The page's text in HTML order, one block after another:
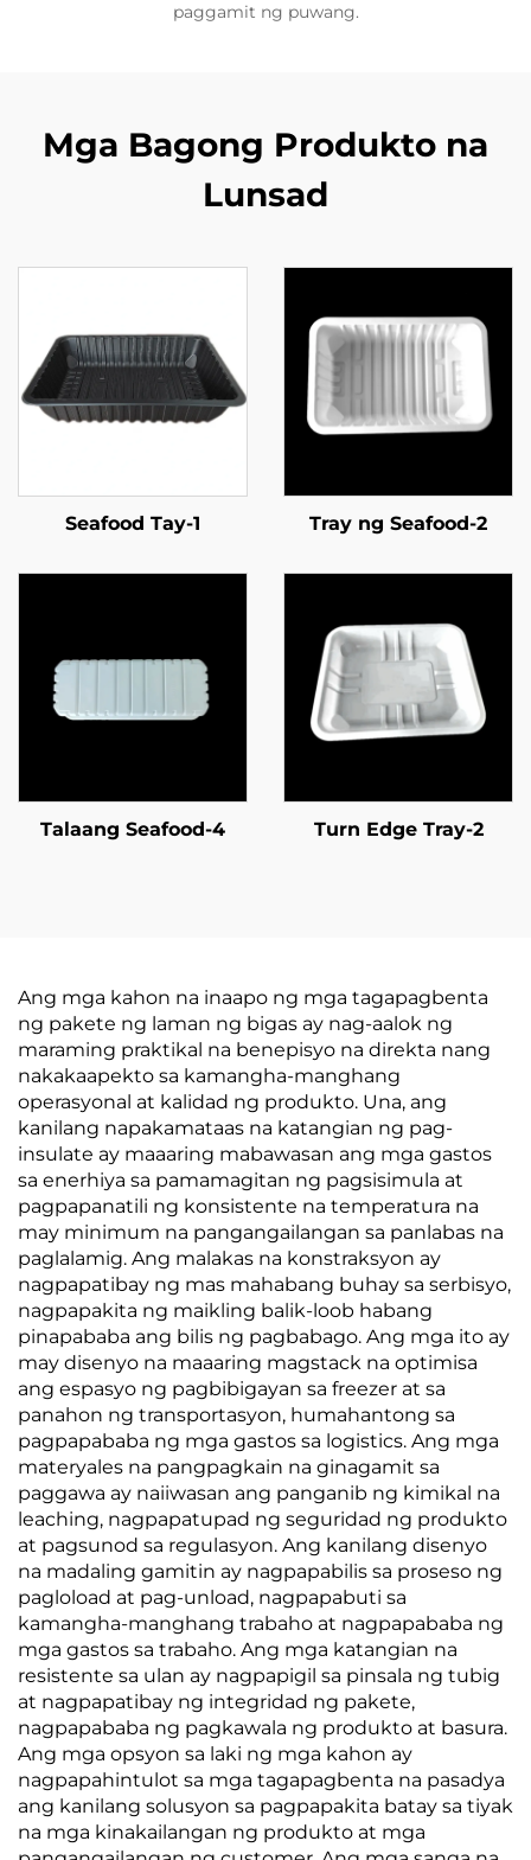
paggamit ng puwang.
Mga Bagong Produkto na
Lunsad
Seafood Tay-1 Tray ng Seafood-2
Talaang Seafood-4 Turn Edge Tray-2
Ang mga kahon na inaapo ng mga tagapagbenta
ng pakete ng laman ng bigas ay nag-aalok ng
maraming praktikal na benepisyo na direkta nang
nakakaapekto sa kamangha-manghang
operasyonal at kalidad ng produkto. Una, ang
kanilang napakamataas na katangian ng pag-
insulate ay maaaring mabawasan ang mga gastos
sa enerhiya sa pamamagitan ng pagsisimula at
pagpapanatili ng konsistente na temperatura na
may minimum na pangangailangan sa panlabas na
paglalamig. Ang malakas na konstraksyon ay
nagpapatibay ng mas mahabang buhay sa serbisyo,
nagpapakita ng maikling balik-loob habang
pinapababa ang bilis ng pagbabago. Ang mga ito ay
may disenyo na maaaring magstack na optimisa
ang espasyo ng pagbibigayan sa freezer at sa
panahon ng transportasyon, humahantong sa
pagpapababa ng mga gastos sa logistics. Ang mga
materyales na pangpagkain na ginagamit sa
paggawa ay naiiwasan ang panganib ng kimikal na
leaching, nagpapatupad ng seguridad ng produkto
at pagsunod sa regulasyon. Ang kanilang disenyo
na madaling gamitin ay nagpapabilis sa proseso ng
pagloload at pag-unload, nagpapabuti sa
kamangha-manghang trabaho at nagpapababa ng
mga gastos sa trabaho. Ang mga katangian na
resistente sa ulan ay nagpapigil sa pinsala ng tubig
at nagpapatibay ng integridad ng pakete,
nagpapababa ng pagkawala ng produkto at basura.
Ang mga opsyon sa laki ng mga kahon ay
nagpapahintulot sa mga tagapagbenta na pasadya
ang kanilang solusyon sa pagpapakita batay sa tiyak
na mga kinakailangan ng produkto at mga